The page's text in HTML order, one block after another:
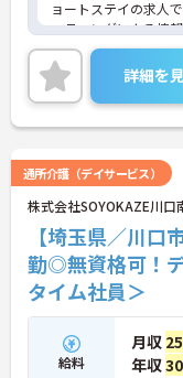
・施設運営への尽力
の「特別報酬」とし
・残業少なめの環境
シュ休暇が用意され
切にできます。
ョートステイの求人
ーティングによる情
しながらお客様一人
えています。入社後
の丁寧な指導や定期
制度も完備している
境です。待遇面では
やチームワークが収
がほぼなく年間17日
るほか、定年65歳か
ているため、ワーク
期的にキャリアを築
しなみで働ける点も
盤のもとで新たな挑戦
【毎朝のミーティン
で円滑に連携できる
詳細を
通所介護（デイサービス）
株式会社SOYOKAZE川
【埼玉県／川
勤◎無資格可！
タイム社員＞
給料
月収
年収